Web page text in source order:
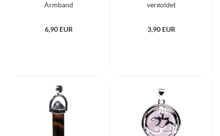
Armband
6,90 EUR
vergoldet
3,90 EUR